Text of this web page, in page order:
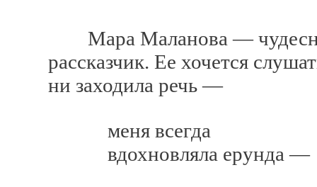
Мара Маланова —
рассказчик. Ее хочется
ни заходила речь —
меня всегда
вдохновляла ерунда —